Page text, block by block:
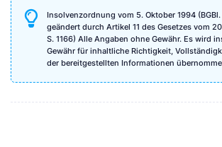
Insolvenzordnung vom 5. Oktober 1994
geändert durch Artikel 11 des Gesetzes vom
S. 1166) Alle Angaben ohne Gewähr. Es wird
Gewähr für inhaltliche Richtigkeit,
der bereitgestellten Informationen